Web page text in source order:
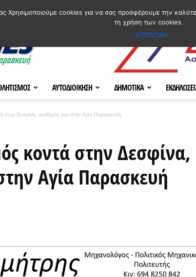
ΑΥΤΟΔΙΟΙΚΗΣΗ ΔΗΜΟΤΙΚΑ
στην Δεσφίνα, αισθητός και στην Αγία Παρασκευή
κοντά στην Δεσφίνα,
Αγία Παρασκευή
Χρησιμοποιούμε cookies για να σας προσφέρουμε την
τη χρήση των cookies.
ΑΠΟΔΟΧΗ